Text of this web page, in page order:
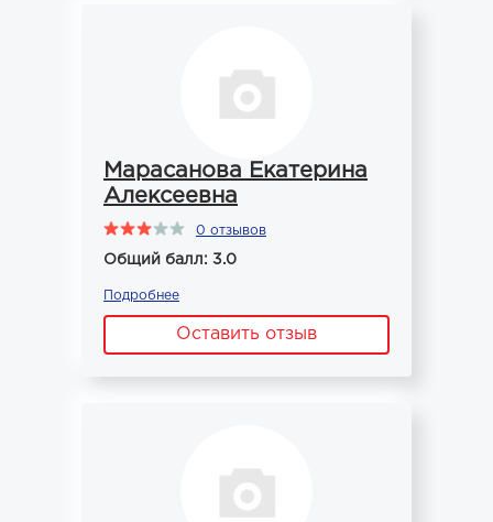
Марасанова Екатерина
Алексеевна
0 отзывов
Общий балл: 3.0
Подробнее
Оставить отзыв